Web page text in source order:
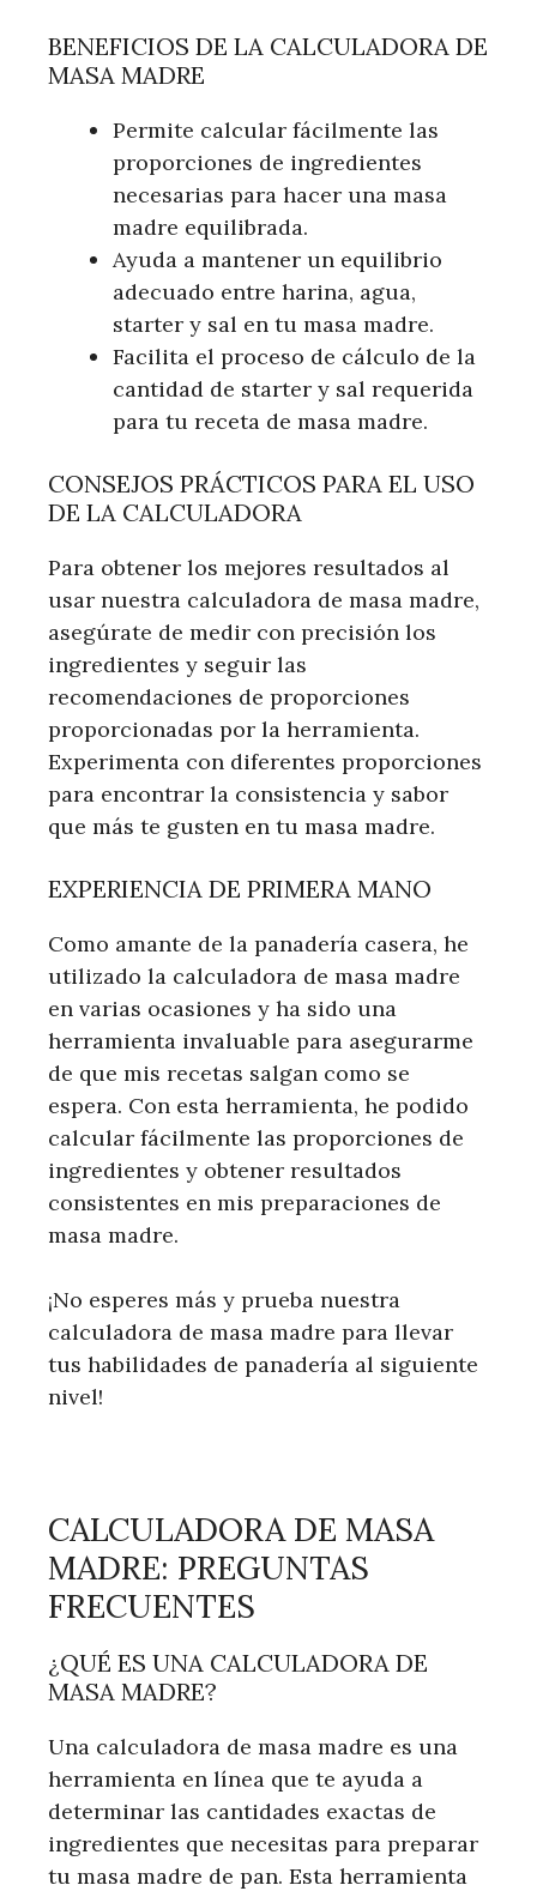
BENEFICIOS DE LA CALCULADORA DE
MASA MADRE
Permite calcular fácilmente las
proporciones de ingredientes
necesarias para hacer una masa
madre equilibrada.
Ayuda a mantener un equilibrio
adecuado entre harina, agua,
starter y sal en tu masa madre.
Facilita el proceso de cálculo de la
cantidad de starter y sal requerida
para tu receta de masa madre.
CONSEJOS PRÁCTICOS PARA EL USO
DE LA CALCULADORA
Para obtener los mejores resultados al
usar nuestra calculadora de masa madre,
asegúrate de medir con precisión los
ingredientes y seguir las
recomendaciones de proporciones
proporcionadas por la herramienta.
Experimenta con diferentes proporciones
para encontrar la consistencia y sabor
que más te gusten en tu masa madre.
EXPERIENCIA DE PRIMERA MANO
Como amante de la panadería casera, he
utilizado la calculadora de masa madre
en varias ocasiones y ha sido una
herramienta invaluable para asegurarme
de que mis recetas salgan como se
espera. Con esta herramienta, he podido
calcular fácilmente las proporciones de
ingredientes y obtener resultados
consistentes en mis preparaciones de
masa madre.
¡No esperes más y prueba nuestra
calculadora de masa madre para llevar
tus habilidades de panadería al siguiente
nivel!
CALCULADORA DE MASA
MADRE: PREGUNTAS
FRECUENTES
¿QUÉ ES UNA CALCULADORA DE
MASA MADRE?
Una calculadora de masa madre es una
herramienta en línea que te ayuda a
determinar las cantidades exactas de
ingredientes que necesitas para preparar
tu masa madre de pan. Esta herramienta